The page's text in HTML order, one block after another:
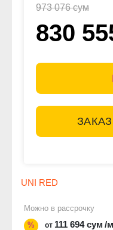
973 076 сум
830
UNI RED
Можно в рассрочку
%
от 111 694 сум /